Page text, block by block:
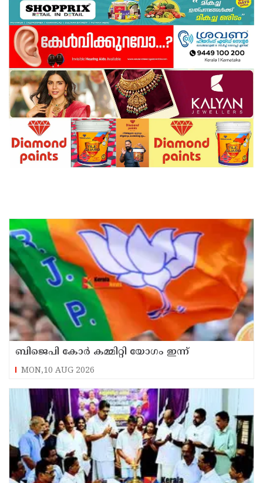
ബിജെപി കോർ കമ്മിറ്റി യോഗം ഇന്ന്
MON,10 AUG 2026